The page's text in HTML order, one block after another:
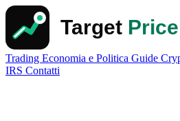
Trading Economia e Politica Guide
IRS Contatti